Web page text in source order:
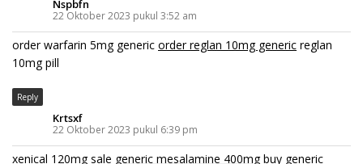
Nspbfn
22 Oktober 2023 pukul 3:52 am
order warfarin 5mg generic order reglan 10mg generic reglan
10mg pill
Reply
Krtsxf
22 Oktober 2023 pukul 6:39 pm
xenical 120mg sale generic mesalamine 400mgbuy generic